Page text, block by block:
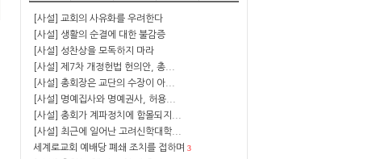
[사설] 교회의 사유화를 우려한다
[사설] 생활의 순결에 대한 불감증
[사설] 성찬상을 모독하지 마라
[사설] 제7차 개정헌법 헌의안, 총...
[사설] 총회장은 교단의 수장이 아...
[사설] 명예집사와 명예권사, 허용...
[사설] 총회가 계파정치에 함몰되지...
[사설] 최근에 일어난 고려신학대학...
세계로교회 예배당 폐쇄 조치를 접하며 3